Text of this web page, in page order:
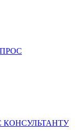
КОНСУЛЬТАНТУ